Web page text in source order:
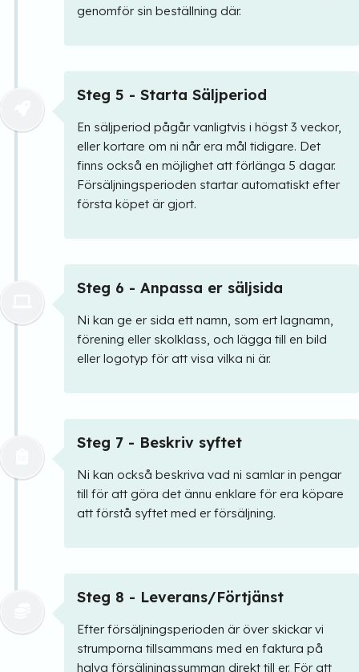
genomför sin beställning där.
Steg 5 - Starta Säljperiod
En säljperiod pågår vanligtvis i högst 3 veckor,
eller kortare om ni når era mål tidigare. Det
finns också en möjlighet att förlänga 5 dagar.
Försäljningsperioden startar automatiskt efter
första köpet är gjort.
Steg 6 - Anpassa er säljsida
Ni kan ge er sida ett namn, som ert lagnamn,
förening eller skolklass, och lägga till en bild
eller logotyp för att visa vilka ni är.
Steg 7 - Beskriv syftet
Ni kan också beskriva vad ni samlar in pengar
till för att göra det ännu enklare för era köpare
att förstå syftet med er försäljning.
Steg 8 - Leverans/Förtjänst
Efter försäljningsperioden är över skickar vi
strumporna tillsammans med en faktura på
halva försäljningssumman direkt till er. För att